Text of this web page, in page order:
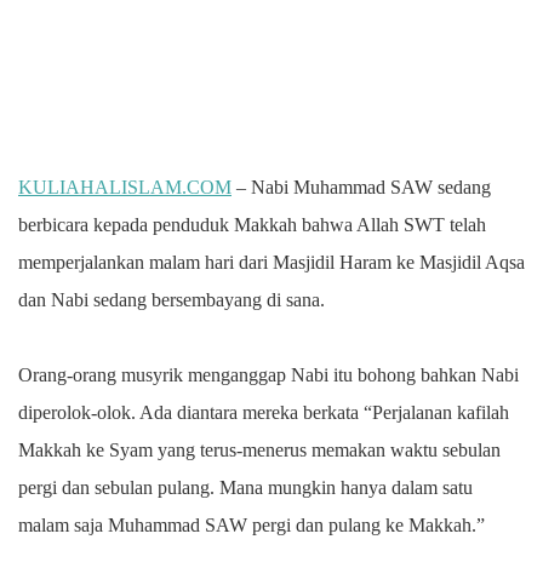
KULIAHALISLAM.COM – Nabi Muhammad SAW sedang
berbicara kepada penduduk Makkah bahwa Allah SWT telah
memperjalankan malam hari dari Masjidil Haram ke Masjidil Aqsa
dan Nabi sedang bersembayang di sana.
Orang-orang musyrik menganggap Nabi itu bohong bahkan Nabi
diperolok-olok. Ada diantara mereka berkata “Perjalanan kafilah
Makkah ke Syam yang terus-menerus memakan waktu sebulan
pergi dan sebulan pulang. Mana mungkin hanya dalam satu
malam saja Muhammad SAW pergi dan pulang ke Makkah.”